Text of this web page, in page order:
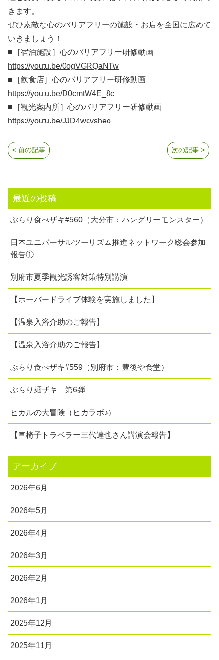
きます。
ぜひ素敵な心のバリアフリーの施設・お店を全国に広めて
いきましょう！
■［宿泊施設］心のバリアフリー研修動画
https://youtu.be/0ogVGRQaNTw
■［飲食店］心のバリアフリー研修動画
https://youtu.be/D0cmtW4E_8c
■［観光案内所］心のバリアフリー研修動画
https://youtu.be/JJD4wcvsheo
次の記事 >
< 前の記事
最近の投稿
ぶらり食べザキ#560（大分市：ハングリーモンスター）
日本ユニバーサルツーリズム推進ネットワーク総会参加
報告①
別府市夏季観光誘客対策特別講演
【ホーバードライブ体験を実施しました】
【温泉入浴介助のご報告】
【温泉入浴介助のご報告】
ぶらり食べザキ#559（別府市：豊後や食堂）
ぶらり麺ザキ 第6弾
ヒカルの大冒険（ヒカラボ♪）
【車椅子トラベラー三代達也さん講演会報告】
アーカイブ
2026年6月
2026年5月
2026年4月
2026年3月
2026年2月
2026年1月
2025年12月
2025年11月